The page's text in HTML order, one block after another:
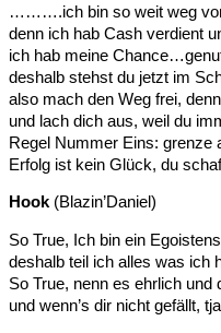
……….ich bin so weit weg
denn ich hab Cash verdient
ich hab meine
deshalb stehst du jetzt im
also mach den Weg frei,
und lach dich aus, weil du
Regel Nummer Eins: grenze
Erfolg ist kein Glück, du
Hook (Blazin’Daniel)
So True, Ich bin ein
deshalb teil ich alles was ich
So True, nenn es ehrlich und
und wenn’s dir nicht gefällt,